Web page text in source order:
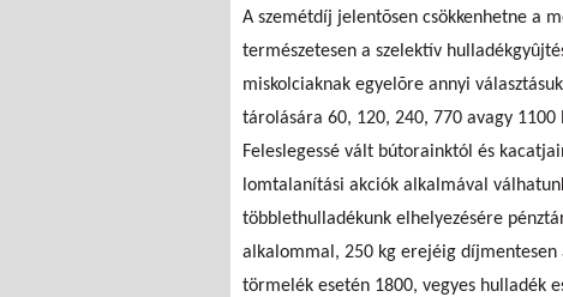
A szemétdíj jelentõsen csökkenhetne a
természetesen a szelektív
miskolciaknak egyelõre annyi
tárolására 60, 120, 240, 770 avagy
Feleslegessé vált bútorainktól és
lomtalanítási akciók alkalmával
többlethulladékunk elhelyezésére
alkalommal, 250 kg erejéig díjmentesen
törmelék esetén 1800, vegyes hulladék